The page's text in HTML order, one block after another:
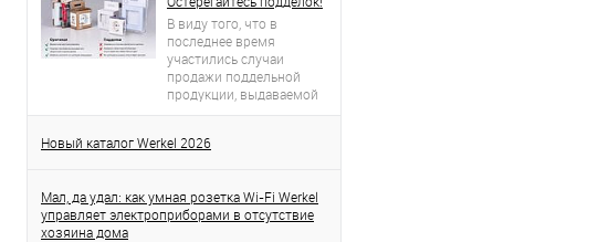
В виду того, что в
последнее время
участились случаи
продажи поддельной
продукции, выдаваемой
за продукцию торговой
проявлять бдительность.
оригинальность
приобретенного товара.
Новый каталог Werkel 2026
Мал, да удал: как умная розетка Wi-Fi Werkel
управляет электроприборами в отсутствие
хозяина дома